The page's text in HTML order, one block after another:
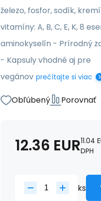
železo, fosfor, sodík,
vitamíny: A, B, C, E, K, 8
aminokyselín - Prírodný
- Kapsuly vhodné aj pre
vegánov prečítajte si viac
Obľúbený Porovnať
12.36 EUR11.04
DPH
ks